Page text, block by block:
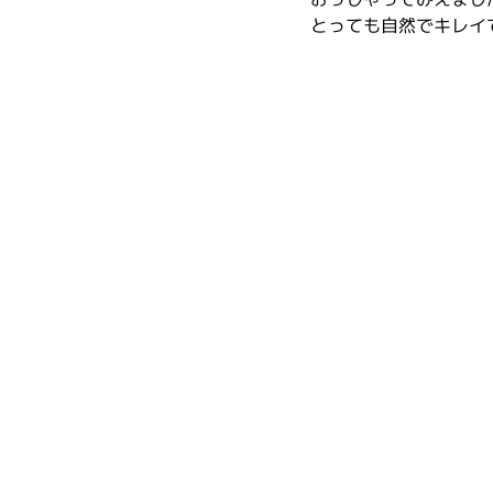
とっても自然でキレイ